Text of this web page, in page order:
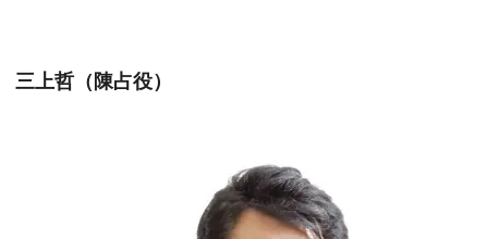
三上哲（陳占役）